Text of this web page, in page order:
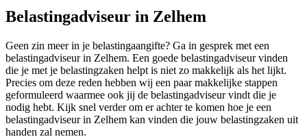
Belastingadviseur in Zelhem
Geen zin meer in je belastingaangifte? Ga in gesprek met een
belastingadviseur in Zelhem. Een goede belastingadviseur vinden
die je met je belastingzaken helpt is niet zo makkelijk als het lijkt.
Precies om deze reden hebben wij een paar makkelijke stappen
geformuleerd waarmee ook jij de belastingadviseur vindt die je
nodig hebt. Kijk snel verder om er achter te komen hoe je een
belastingadviseur in Zelhem kan vinden die jouw belastingzaken uit
handen zal nemen.